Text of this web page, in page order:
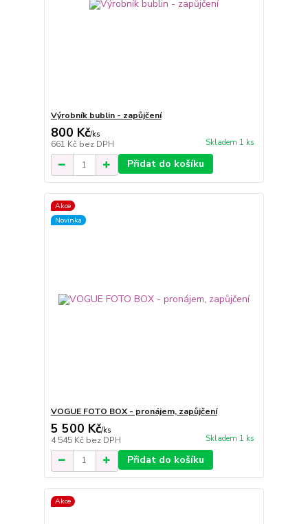
Výrobník bublin - zapůjčení
800 Kč/ks
661 Kč bez DPH Skladem 1 ks
Přidat do košíku
Akce
Novinka
VOGUE FOTO BOX - pronájem, zapůjčení
5 500 Kč/ks
4 545 Kč bez DPH Skladem 1 ks
Přidat do košíku
Akce